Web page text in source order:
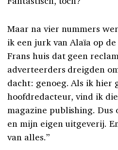
Maar na vier nummers
ik een jurk van Alaïa op
Frans huis dat geen
adverteerders dreigden
dacht: genoeg. Als ik hier
hoofdredacteur, vind ik
magazine publishing.
en mijn eigen uitgeverij.
van alles.”